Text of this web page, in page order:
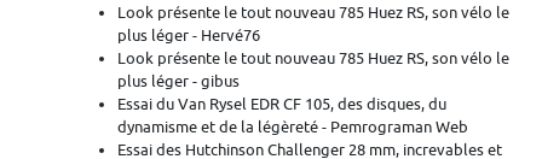
Look présente le tout nouveau 785 Huez RS, son vélo le
plus léger - Hervé76
Look présente le tout nouveau 785 Huez RS, son vélo le
plus léger - gibus
Essai du Van Rysel EDR CF 105, des disques, du
dynamisme et de la légèreté - Pemrograman Web
Essai des Hutchinson Challenger 28 mm, increvables et